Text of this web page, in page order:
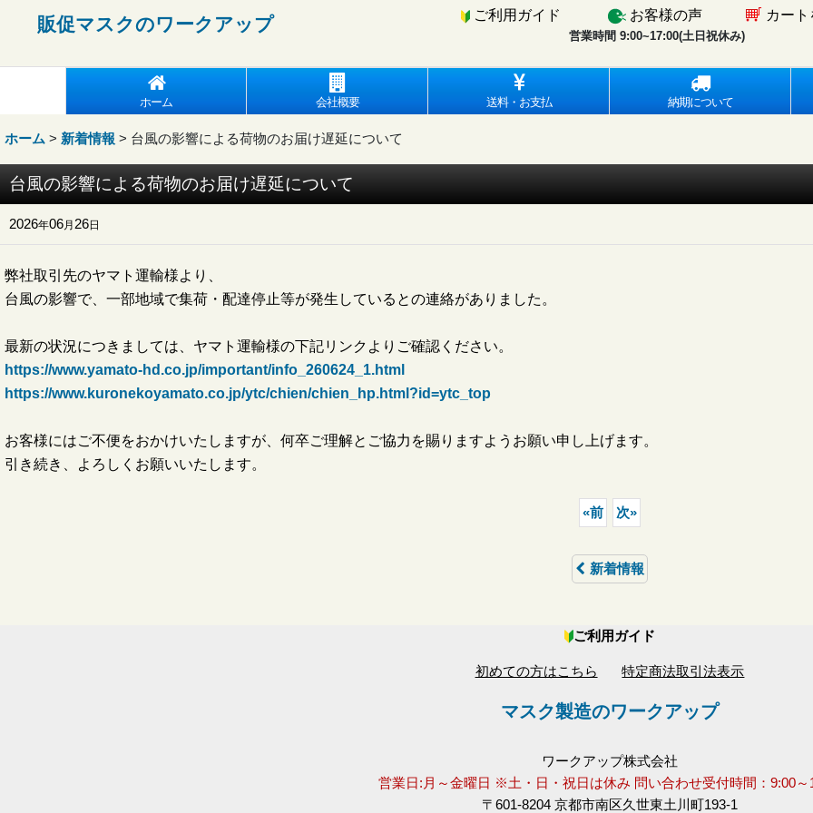
販促マスクのワークアップ ご利用ガイド お客様の声 カー
営業時間 9:00~17:00(土日祝休み)
ホーム 会社概要 送料・お支払 納期について
ホーム > 新着情報 > 台風の影響による荷物のお届け遅延について
台風の影響による荷物のお届け遅延について
2026年06月 26日
弊社取引先のヤマト運輸様より、
台風の影響で、一部地域で集荷・配達停止等が発生しているとの連絡がありました。
最新の状況につきましては、ヤマト運輸様の下記リンクよりご確認ください。
https://www.yamato-hd.co.jp/important/info_260624_1.html
https://www.kuronekoyamato.co.jp/ytc/chien/chien_hp.html?id=ytc_top
お客様にはご不便をおかけいたしますが、何卒ご理解とご協力を賜りますようお願い申し上げます。
引き続き、よろしくお願いいたします。
«前 次»
新着情報
ご利用ガイド
初めての方はこちら 特定商法取引法表示
マスク製造のワークアップ
ワークアップ株式会社
営業日:月～金曜日 ※土・日・祝日は休み 問い合わせ受付時間：9:00～
〒601-8204 京都市南区久世東土川町193-1